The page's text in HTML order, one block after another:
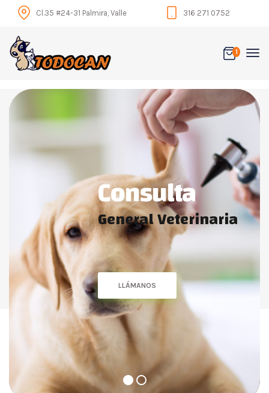
Cl.35 #24-31 Palmira, Valle 316 271 0752
1
LLÁMANOS
General Veterinaria
Consulta